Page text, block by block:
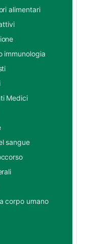
alimentari
immunologia
Medici
sangue
corpo umano